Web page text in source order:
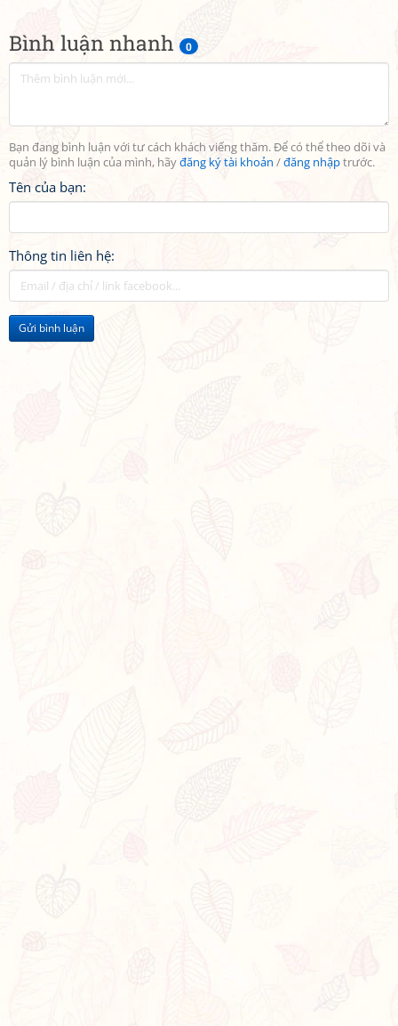
Bình luận nhanh 0
Bạn đang bình luận với tư cách khách viếng thăm. Để có thể theo dõi và
quản lý bình luận của mình, hãyđăng ký tài khoản /đăng nhậptrước.
Tên của bạn:
Thông tin liên hệ:
Gửi bình luận